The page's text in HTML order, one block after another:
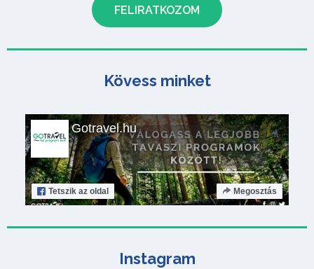
Kövess minket
Gotravel.hu
Tetszik az oldal Megosztás
Instagram